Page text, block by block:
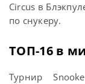
Circus в
по снукеру.
ТОП-16 в
Турнир